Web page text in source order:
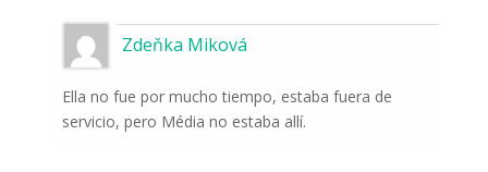
Zdeňka Miková
Ella no fue por mucho tiempo, estaba fuera de
servicio, pero Média no estaba allí.